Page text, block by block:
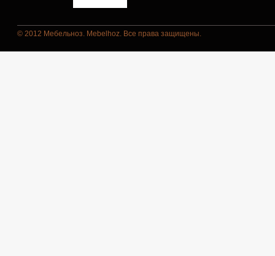
© 2012 Мебельноз. Mebelhoz. Все права защищены.